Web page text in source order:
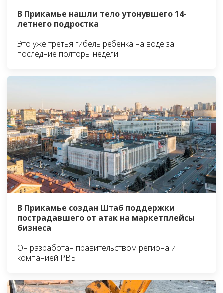
В Прикамье нашли тело утонувшего 14-
летнего подростка
Это уже третья гибель ребёнка на воде за
последние полторы недели
В Прикамье создан Штаб поддержки
пострадавшего от атак на маркетплейсы
бизнеса
Он разработан правительством региона и
компанией РВБ